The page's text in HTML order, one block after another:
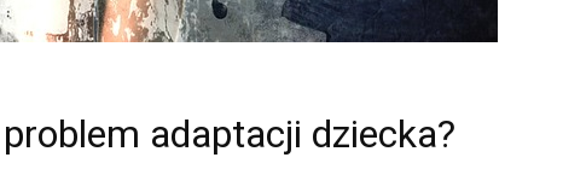
adaptacji dziecka?